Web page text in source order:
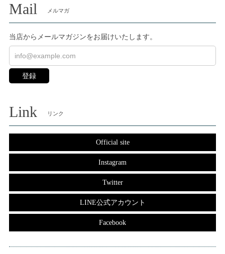
Mail メルマガ
当店からメールマガジンをお届けいたします。
登録
Link リンク
Official site
Instagram
Twitter
LINE公式アカウント
Facebook